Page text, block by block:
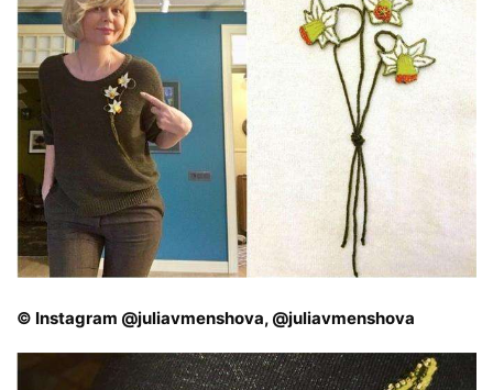
© Instagram @juliavmenshova, @juliavmenshova